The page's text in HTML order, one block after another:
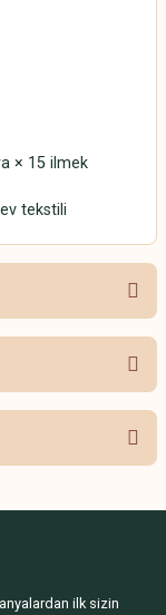
× 15 ilmek
tekstili
ilk sizin